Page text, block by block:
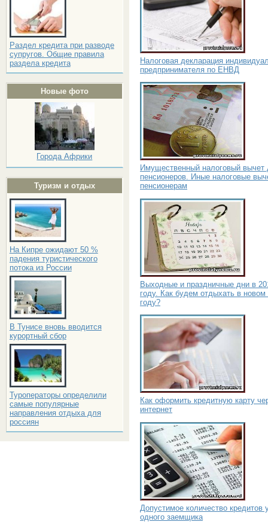
Раздел кредита при разводе
супругов. Общие правила
раздела кредита
Новые фото
Города Африки
Туризм и отдых
На Кипре ожидают 50 %
падения туристического
потока из России
В Тунисе вновь вводится
курортный сбор
Туроператоры определили
самые популярные
направления отдыха для
россиян
Налоговая декларация
предпринимателя по ЕНВД
Имущественный налоговый вычет
пенсионеров. Иные налоговые
пенсионерам
Выходные и праздничные дни в
году. Как будем отдыхать в новом
году?
Как оформить кредитную карту
интернет
Допустимое количество кредитов
одного заемщика